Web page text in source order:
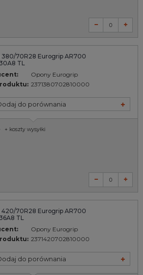
380/70R28 Eurogrip AR700
TL
Opony Eurogrip
2371380702810000
do porównania
+ koszty wysyłki
420/70R28 Eurogrip AR700
TL
Opony Eurogrip
2371420702810000
do porównania